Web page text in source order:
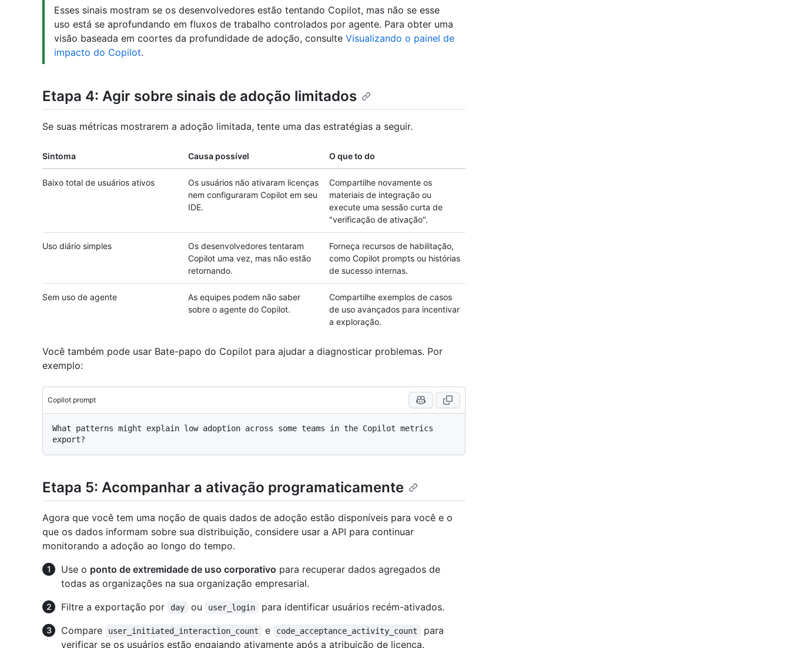
Esses sinais mostram se os desenvolvedores estão tentando Copilot, mas não se esse
uso está se aprofundando em fluxos de trabalho controlados por agente. Para obter uma
visão baseada em coortes da profundidade de adoção, consulte Visualizando o painel de
impacto do Copilot.
Etapa 4: Agir sobre sinais de adoção limitados
Se suas métricas mostrarem a adoção limitada, tente uma das estratégias a seguir.
Sintoma Causa possível O que to do
Baixo total de usuários ativos
Os usuários não ativaram licenças
nem configuraram Copilot em seu
IDE.
Compartilhe novamente os
materiais de integração ou
execute uma sessão curta de
"verificação de ativação".
Uso diário simples
Os desenvolvedores tentaram
Copilot uma vez, mas não estão
retornando.
Forneça recursos de habilitação,
como Copilot prompts ou histórias
de sucesso internas.
Sem uso de agente
As equipes podem não saber
sobre o agente do Copilot.
Compartilhe exemplos de casos
de uso avançados para incentivar
a exploração.
Você também pode usar Bate-papo do Copilot para ajudar a diagnosticar problemas. Por
exemplo:
Copilot prompt
What patterns might explain low adoption across some teams in the Copilot metrics
Etapa 5: Acompanhar a ativação programaticamente
Agora que você tem uma noção de quais dados de adoção estão disponíveis para você e o
que os dados informam sobre sua distribuição, considere usar a API para continuar
monitorando a adoção ao longo do tempo.
Use o ponto de extremidade de uso corporativo para recuperar dados agregados de
todas as organizações na sua organização empresarial.
Filtre a exportação por
day ou user_login
para identificar usuários recém-ativados.
Compare
user_initiated_interaction_count e code_acceptance_activity_count
para
verificar se os usuários estão engajando ativamente após a atribuição de licença.